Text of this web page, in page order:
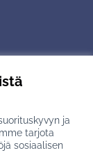
ja
tarjota
sosiaalisen